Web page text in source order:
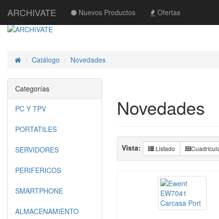
ARCHIVATE Nuevos Productos Ofertas
InicioCatálogo Novedades
Novedades
Vista: Listado
Categorías
PC Y TPV
PORTATILES
SERVIDORES
PERIFERICOS
SMARTPHONE
ALMACENAMIENTO